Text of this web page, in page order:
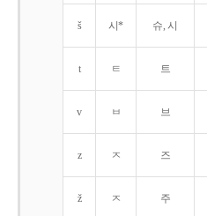
š 시* 슈, 시
t ㅌ 트
v ㅂ 브
z ㅈ 즈
ž ㅈ 주